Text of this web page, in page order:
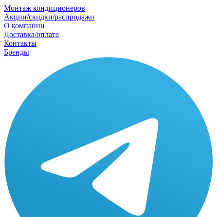
Монтаж кондиционеров
Акции/скидки/распродажи
О компании
Доставка/оплата
Контакты
Бренды